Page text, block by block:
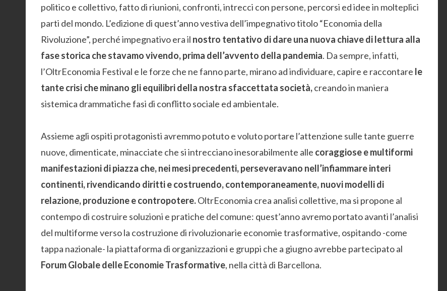
politico e collettivo, fatto di riunioni, confronti, intrecci con persone, percorsi ed idee in molteplici
parti del mondo. L’edizione di quest’anno vestiva dell’impegnativo titolo “Economia della
Rivoluzione”, perché impegnativo era il nostro tentativo di dare una nuova chiave di lettura alla
fase storica che stavamo vivendo, prima dell’avvento della pandemia. Da sempre, infatti,
l’OltrEconomia Festival e le forze che ne fanno parte, mirano ad individuare, capire e raccontare le
tante crisi che minano gli equilibri della nostra sfaccettata società,creando in maniera
sistemica drammatiche fasi di conflitto sociale ed ambientale.
Assieme agli ospiti protagonisti avremmo potuto e voluto portare l’attenzione sulle tante guerre
nuove, dimenticate, minacciate che si intrecciano inesorabilmente alle coraggiose e multiformi
manifestazioni di piazza che, nei mesi precedenti, perseveravano nell’infiammare interi
continenti, rivendicando diritti e costruendo, contemporaneamente, nuovi modelli di
relazione, produzione e contropotere.OltrEconomia crea analisi collettive, ma si propone al
contempo di costruire soluzioni e pratiche del comune: quest’anno avremo portato avanti l’analisi
del multiforme verso la costruzione di rivoluzionarie economie trasformative, ospitando -come
tappa nazionale- la piattaforma di organizzazioni e gruppi che a giugno avrebbe partecipato al
Forum Globale delle Economie Trasformative, nella città di Barcellona.